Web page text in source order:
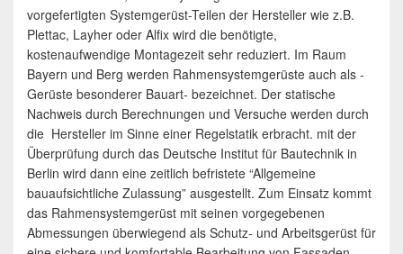
vorgefertigten Systemgerüst-Teilen der Hersteller wie z.B.
Plettac, Layher oder Alfix wird die benötigte,
kostenaufwendige Montagezeit sehr reduziert. Im Raum
Bayern und Berg werden Rahmensystemgerüste auch als -
Gerüste besonderer Bauart- bezeichnet. Der statische
Nachweis durch Berechnungen und Versuche werden durch
die Hersteller im Sinne einer Regelstatik erbracht. mit der
Überprüfung durch das Deutsche Institut für Bautechnik in
Berlin wird dann eine zeitlich befristete “Allgemeine
bauaufsichtliche Zulassung” ausgestellt. Zum Einsatz kommt
das Rahmensystemgerüst mit seinen vorgegebenen
Abmessungen überwiegend als Schutz- und Arbeitsgerüst für